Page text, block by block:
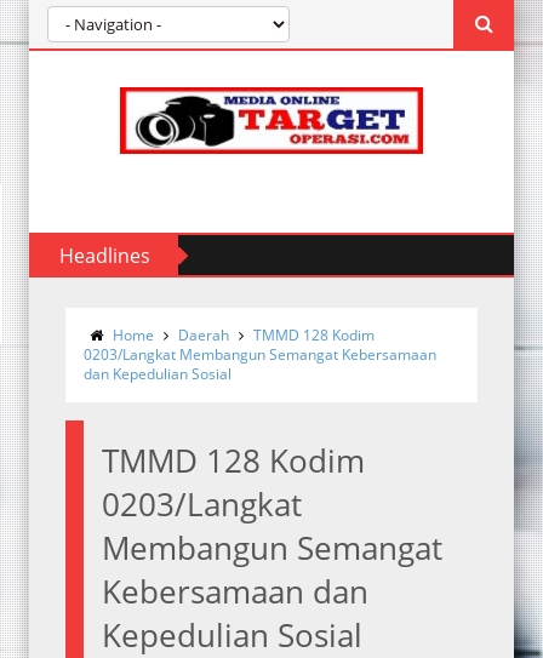
Headlines
Home Daerah
TMMD 128 Kodim
0203/Langkat Membangun Semangat Kebersamaan
dan Kepedulian Sosial
TMMD 128 Kodim
0203/Langkat
Membangun Semangat
Kebersamaan dan
Kepedulian Sosial